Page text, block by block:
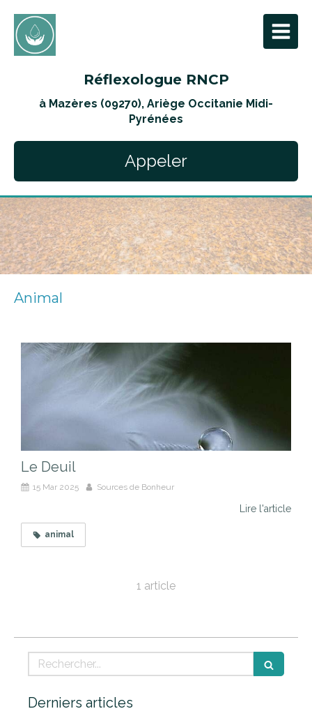
Réflexologue RNCP
à Mazères (09270), Ariège Occitanie Midi-
Pyrénées
Appeler
Animal
Le Deuil
15 Mar 2025 Sources de Bonheur
Lire l'article
animal
1 article
Rechercher
Derniers articles